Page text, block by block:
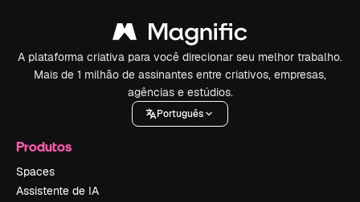
A plataforma criativa para você direcionar seu melhor trabalho.
Mais de 1 milhão de assinantes entre criativos, empresas,
agências e estúdios.
Português
Produtos
Spaces
Assistente de IA